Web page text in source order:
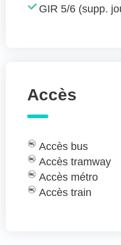
GIR 5/6 (supp.
Accès
Accès bus
Accès tramway
Accès métro
Accès train